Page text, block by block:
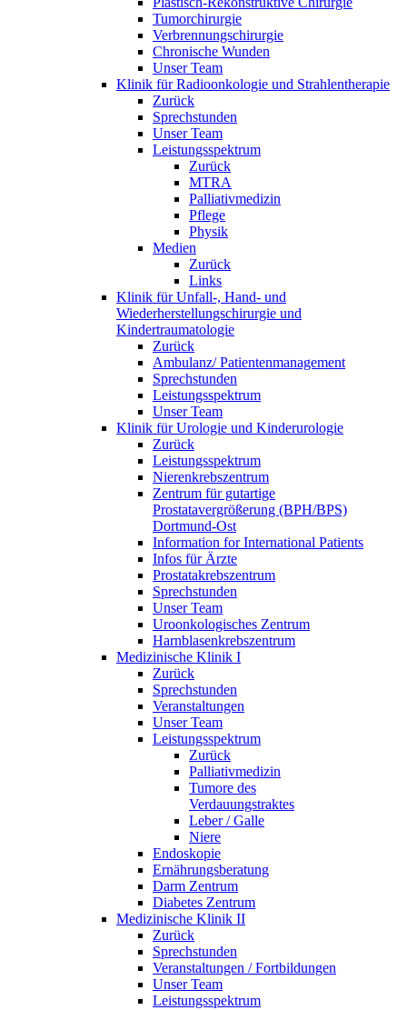
Tumorchirurgie
Verbrennungschirurgie
Chronische Wunden
Unser Team
Klinik für Radioonkologie und Strahlentherapie
Zurück
Sprechstunden
Unser Team
Leistungsspektrum
Zurück
MTRA
Palliativmedizin
Pflege
Physik
Medien
Zurück
Links
Klinik für Unfall-, Hand- und
Wiederherstellungschirurgie und
Kindertraumatologie
Zurück
Ambulanz/ Patientenmanagement
Sprechstunden
Leistungsspektrum
Unser Team
Klinik für Urologie und Kinderurologie
Zurück
Leistungsspektrum
Nierenkrebszentrum
Zentrum für gutartige
Prostatavergrößerung (BPH/BPS)
Dortmund-Ost
Information for International Patients
Infos für Ärzte
Prostatakrebszentrum
Sprechstunden
Unser Team
Uroonkologisches Zentrum
Harnblasenkrebszentrum
Medizinische Klinik I
Zurück
Sprechstunden
Veranstaltungen
Unser Team
Leistungsspektrum
Zurück
Palliativmedizin
Tumore des
Verdauungstraktes
Leber / Galle
Niere
Endoskopie
Ernährungsberatung
Darm Zentrum
Diabetes Zentrum
Medizinische Klinik II
Zurück
Sprechstunden
Veranstaltungen / Fortbildungen
Unser Team
Leistungsspektrum